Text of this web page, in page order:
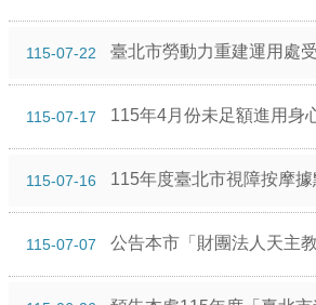
115-07-22 臺北市勞動力重建運用處受理本國銀行、外國銀行在臺分行及中小企業銀行申
115-07-17 115年4月份未足額進用身心障
115-07-16 115年度臺北市視障按摩據點視覺設計競
115-07-07 公告本市「財團法人天主教光仁社會福利基金會光仁二手商品館忠孝店」因